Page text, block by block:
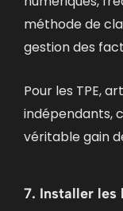
méthode de
gestion des
Pour les TPE,
indépendants,
véritable gain
7. Installer les